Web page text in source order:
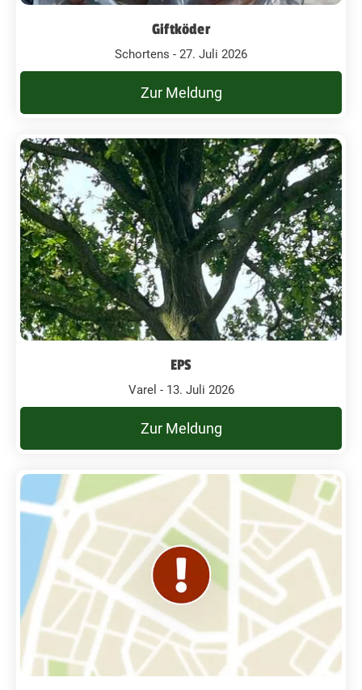
Giftköder
Schortens - 27. Juli 2026
Zur Meldung
EPS
Varel - 13. Juli 2026
Zur Meldung